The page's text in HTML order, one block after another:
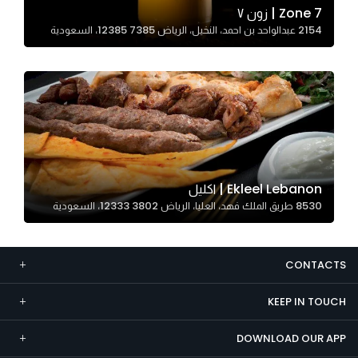
Zone 7 | زون ٧
2154 عبدالواحد بن احمد، النخيل، الرياض 12385 7385، السعودية
Ekleel Lebanon | اكليل
8530 طريق الملك فهد، العليا، الرياض 12333 3802، السعودية
CONTACTS
KEEP IN TOUCH
DOWNLOAD OUR APP
Marketing
By sharing
interests and
behavior as
you visit our
site, you
increase the
chance of
seeing
personalized